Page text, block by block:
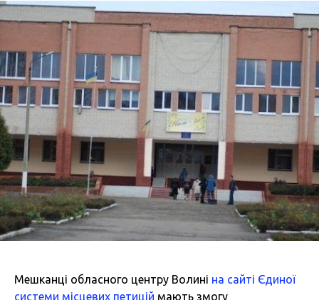
Мешканці обласного центру Волині на сайті Єдиної
системи місцевих петицій мають змогу